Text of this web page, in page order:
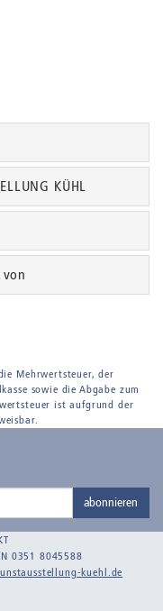
KÜHL
Mehrwertsteuer, der
sowie die Abgabe zum
ist aufgrund der
abonnieren
0351 8045588
kuehl.de